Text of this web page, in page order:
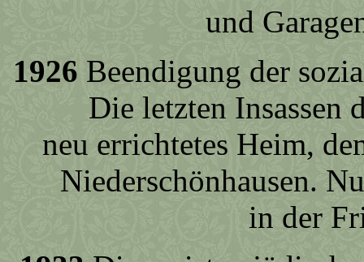
und
1926 Beendigung der
Die letzten
neu errichtetes Heim,
Niederschönhausen.
in der